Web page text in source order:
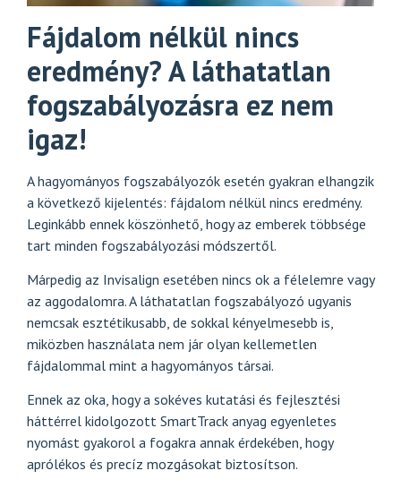
Fájdalom nélkül nincs
eredmény? A láthatatlan
fogszabályozásra ez nem
igaz!
A hagyományos fogszabályozók esetén gyakran elhangzik
a következő kijelentés: fájdalom nélkül nincs eredmény.
Leginkább ennek köszönhető, hogy az emberek többsége
tart minden fogszabályozási módszertől.
Márpedig az Invisalign esetében nincs ok a félelemre vagy
az aggodalomra. A láthatatlan fogszabályozó ugyanis
nemcsak esztétikusabb, de sokkal kényelmesebb is,
miközben használata nem jár olyan kellemetlen
fájdalommal mint a hagyományos társai.
Ennek az oka, hogy a sokéves kutatási és fejlesztési
háttérrel kidolgozott SmartTrack anyag egyenletes
nyomást gyakorol a fogakra annak érdekében, hogy
aprólékos és precíz mozgásokat biztosítson.